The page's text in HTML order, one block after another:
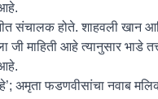
संचालक होते. शाहवली खान
माहिती आहे त्यानुसार भाडे
अमृता फडणवीसांचा नवाब